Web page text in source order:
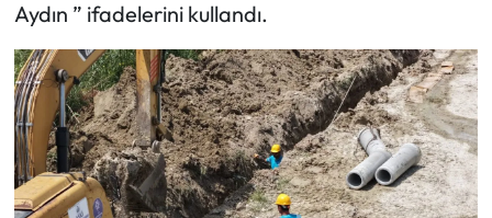
Aydın ” ifadelerini kullandı.